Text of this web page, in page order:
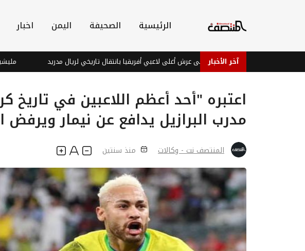
الرئيسية الصحيفة اليمن اخبار
آخر الأخبار
ديوماندي يتربع على عرش أغلى لاعبي أفريقيا بانتقال تاريخي لريال مدريد مليشيا
اعتبره "أحد أعظم اللاعبين في تاريخ
مدرب البرازيل يدافع عن نيمار ويرفض
المنتصف نت - وكالات منذ سنتين